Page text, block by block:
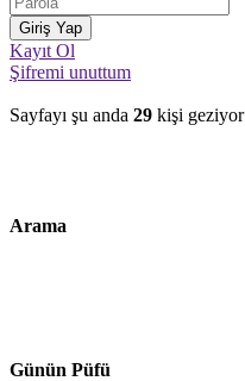
Kayıt Ol
Şifremi unuttum
Sayfayı şu anda 29 kişi geziyor
Arama
Günün Püfü